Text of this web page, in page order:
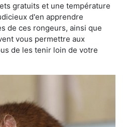
gratuits et une température
d'en apprendre
de ces rongeurs, ainsi que
vous permettre aux
de les tenir loin de votre